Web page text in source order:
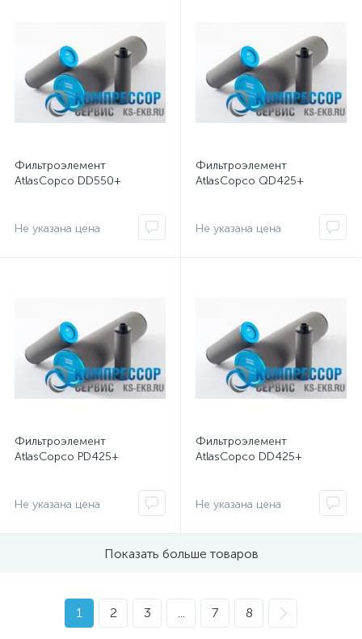
Фильтроэлемент
AtlasCopco DD550+
Не указана цена
Фильтроэлемент
AtlasCopco QD425+
Не указана цена
Фильтроэлемент
AtlasCopco PD425+
Не указана цена
Фильтроэлемент
AtlasCopco DD425+
Не указана цена
Показать больше товаров
1 2 3 ... 7 8